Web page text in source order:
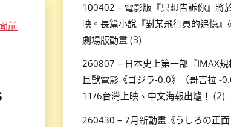
100402 – 電影版『只想告訴你』將
映。長篇小說『對某飛行員的追憶』
劇場版動畫 (3)
260807 – 日本史上第一部『IMAX規
巨獸電影《ゴジラ-0.0》（哥吉拉 -
11/6台灣上映、中文海報出爐！ (2)
260430 – 7月新動畫《うしろの正